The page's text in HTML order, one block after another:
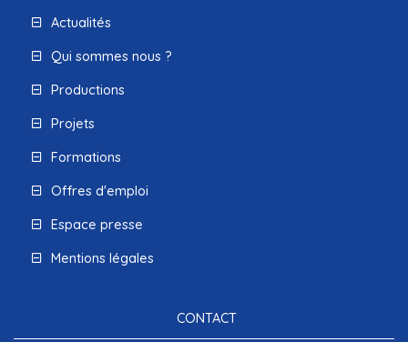
Actualités
Qui sommes nous ?
Productions
Projets
Formations
Offres d'emploi
Espace presse
Mentions légales
CONTACT